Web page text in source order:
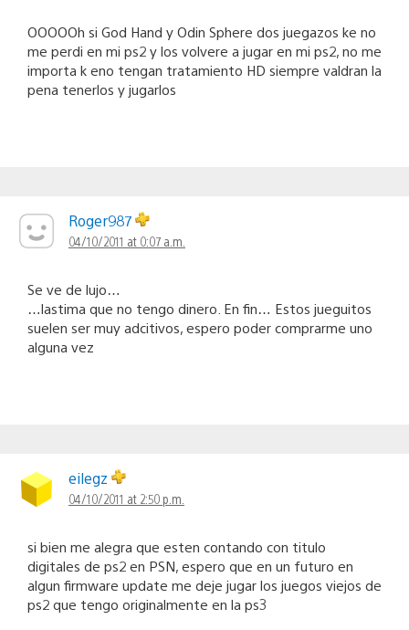
OOOOOh si God Hand y Odin Sphere dos juegazos ke no
me perdi en mi ps2 y los volvere a jugar en mi ps2, no me
importa k eno tengan tratamiento HD siempre valdran la
pena tenerlos y jugarlos
Roger987
04/10/2011 at 0:07 a.m.
Se ve de lujo…
…lastima que no tengo dinero. En fin… Estos jueguitos
suelen ser muy adcitivos, espero poder comprarme uno
alguna vez
eilegz
04/10/2011 at 2:50 p.m.
si bien me alegra que esten contando con titulo
digitales de ps2 en PSN, espero que en un futuro en
algun firmware update me deje jugar los juegos viejos de
ps2 que tengo originalmente en la ps3